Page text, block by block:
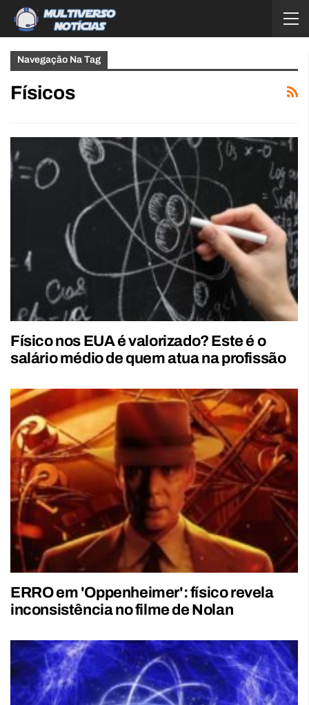
Navegação Na Tag
Físicos
Físico nos EUA é valorizado? Este é o
salário médio de quem atua na profissão
ERRO em 'Oppenheimer': físico revela
inconsistência no filme de Nolan